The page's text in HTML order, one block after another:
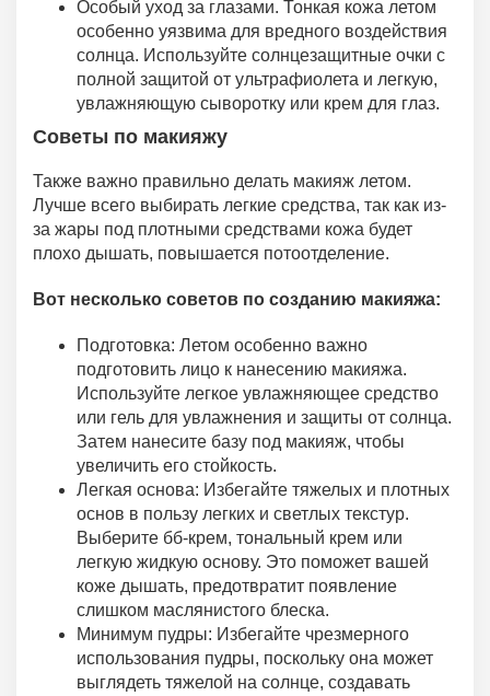
Особый уход за глазами. Тонкая кожа летом
особенно уязвима для вредного воздействия
солнца. Используйте солнцезащитные очки с
полной защитой от ультрафиолета и легкую,
увлажняющую сыворотку или крем для глаз.
Советы по макияжу
Также важно правильно делать макияж летом.
Лучше всего выбирать легкие средства, так как из-
за жары под плотными средствами кожа будет
плохо дышать, повышается потоотделение.
Вот несколько советов по созданию макияжа:
Подготовка: Летом особенно важно
подготовить лицо к нанесению макияжа.
Используйте легкое увлажняющее средство
или гель для увлажнения и защиты от солнца.
Затем нанесите базу под макияж, чтобы
увеличить его стойкость.
Легкая основа: Избегайте тяжелых и плотных
основ в пользу легких и светлых текстур.
Выберите бб-крем, тональный крем или
легкую жидкую основу. Это поможет вашей
коже дышать, предотвратит появление
слишком маслянистого блеска.
Минимум пудры: Избегайте чрезмерного
использования пудры, поскольку она может
выглядеть тяжелой на солнце, создавать